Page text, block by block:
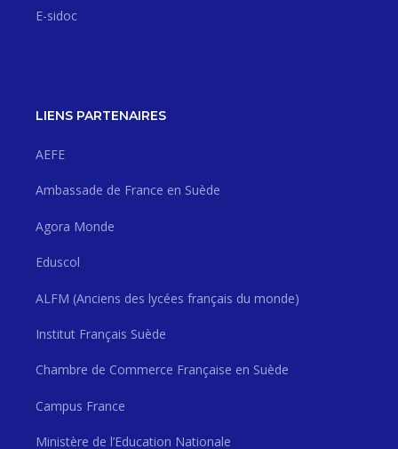
E-sidoc
LIENS PARTENAIRES
AEFE
Ambassade de France en Suède
Agora Monde
Eduscol
ALFM (Anciens des lycées français du monde)
Institut Français Suède
Chambre de Commerce Française en Suède
Campus France
Ministère de l’Education Nationale